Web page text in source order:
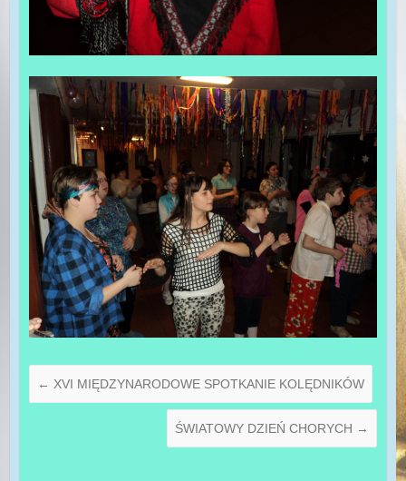
← XVI MIĘDZYNARODOWE SPOTKANIE KOLĘDNIKÓW
ŚWIATOWY DZIEŃ CHORYCH →